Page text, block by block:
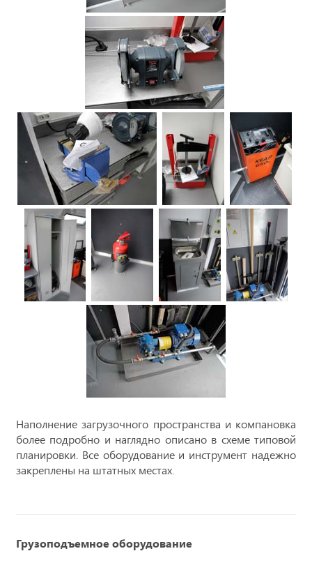
Наполнение загрузочного пространства и компановка
более подробно и наглядно описано в схеме типовой
планировки. Все оборудование и инструмент надежно
закреплены на штатных местах.
Грузоподъемное оборудование